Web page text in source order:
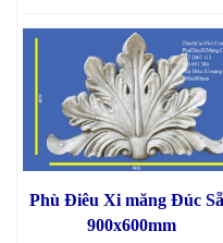
Phù Điêu Xi măng Đúc
900x600mm